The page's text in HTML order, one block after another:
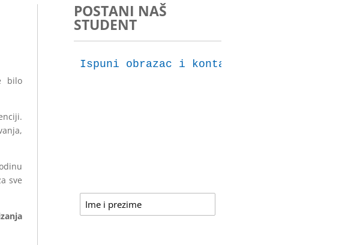
bilo
sve
POSTANI NAŠ
STUDENT
Ispuni obrazac i kontaktirat ćemo te za